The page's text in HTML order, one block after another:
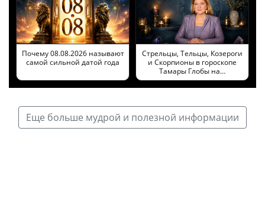
Почему 08.08.2026 называют
самой сильной датой года
Стрельцы, Тельцы, Козероги
и Скорпионы в гороскопе
Тамары Глобы на…
Еще больше мудрой и полезной информации